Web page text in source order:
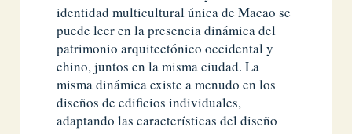
identidad multicultural única de Macao se
puede leer en la presencia dinámica del
patrimonio arquitectónico occidental y
chino, juntos en la misma ciudad. La
misma dinámica existe a menudo en los
diseños de edificios individuales,
adaptando las características del diseño